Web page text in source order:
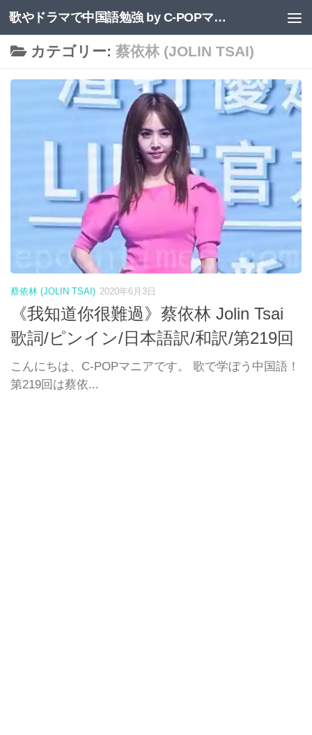
コンテンツへスキップ 歌やドラマで中国語勉強 by C-POPマニア
カテゴリー: 蔡依林 (JOLIN TSAI)
蔡依林 (JOLIN TSAI) 2020年6月3日
《我知道你很難過》蔡依林 Jolin Tsai
歌詞/ピンイン/日本語訳/和訳/第219回
こんにちは、C-POPマニアです。 歌で学ぼう中国語！
第219回は蔡依...